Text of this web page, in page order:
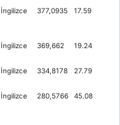
İngilizce 377,0935 17.59
İngilizce 369,662 19.24
İngilizce 334,8178 27.79
İngilizce 280,5766 45.08